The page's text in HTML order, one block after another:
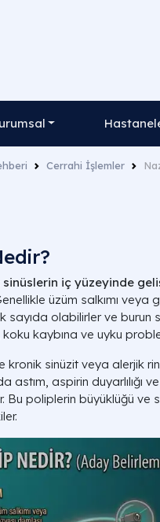
Cerrahi İşlemler
iç yüzeyinde
üzüm salkımı veya
sayıda olabilirler ve burun
kaybına ve uyku
kronik sinüzit veya alerjik
astım, aspirin duyarlılığı
Bu poliplerin büyüklüğü ve